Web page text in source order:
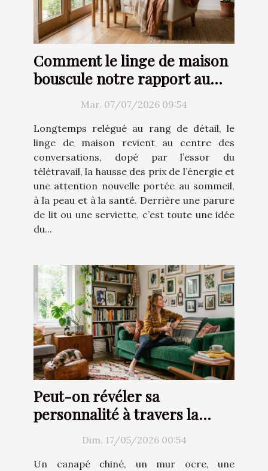
Comment le linge de maison
bouscule notre rapport au
confortMar. 07/07/2026 09:54
Longtemps relégué au rang de détail, le
linge de maison revient au centre des
conversations, dopé par l’essor du
télétravail, la hausse des prix de l’énergie et
une attention nouvelle portée au sommeil,
à la peau et à la santé. Derrière une parure
de lit ou une serviette, c’est toute une idée
du...
Peut-on révéler sa
personnalité à travers la
décoration d’intérieur ?
Dim. 17/05/2026 00:54
Un canapé chiné, un mur ocre, une